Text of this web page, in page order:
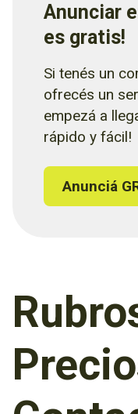
Anunciar
es gratis!
Si tenés un
ofrecés un
empezá a
rápido y fácil!
Anunciá